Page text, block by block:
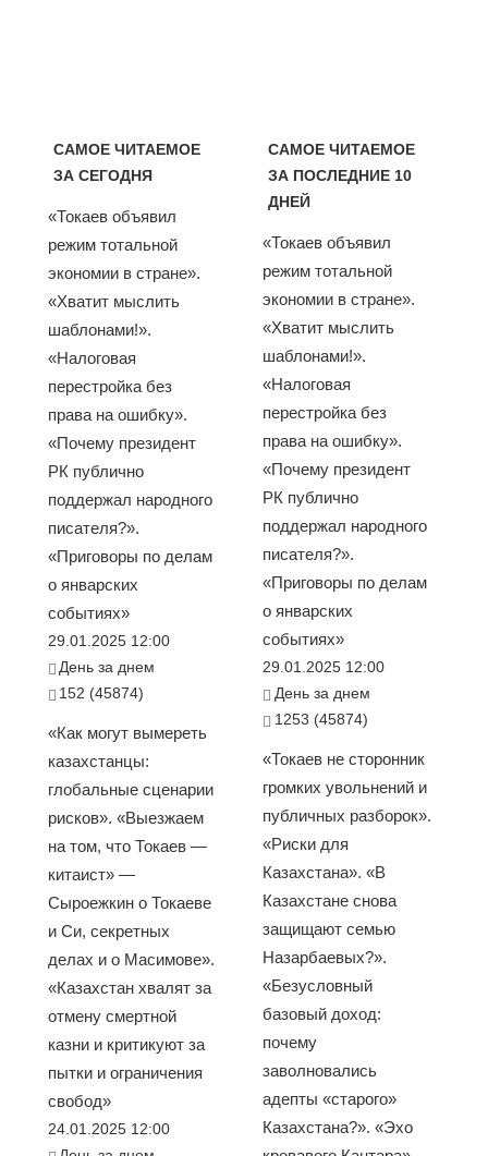
САМОЕ ЧИТАЕМОЕ
ЗА СЕГОДНЯ
«Токаев объявил
режим тотальной
экономии в стране».
«Хватит мыслить
шаблонами!».
«Налоговая
перестройка без
права на ошибку».
«Почему президент
РК публично
поддержал народного
писателя?».
«Приговоры по делам
о январских
событиях»
29.01.2025 12:00
День за днем
152 (45874)
«Как могут вымереть
казахстанцы:
глобальные сценарии
рисков». «Выезжаем
на том, что Токаев —
китаист» —
Сыроежкин о Токаеве
и Си, секретных
делах и о Масимове».
«Казахстан хвалят за
отмену смертной
казни и критикуют за
пытки и ограничения
свобод»
24.01.2025 12:00
САМОЕ ЧИТАЕМОЕ
ЗА ПОСЛЕДНИЕ 10
ДНЕЙ
«Токаев объявил
режим тотальной
экономии в стране».
«Хватит мыслить
шаблонами!».
«Налоговая
перестройка без
права на ошибку».
«Почему президент
РК публично
поддержал народного
писателя?».
«Приговоры по делам
о январских
событиях»
29.01.2025 12:00
День за днем
1253 (45874)
«Токаев не сторонник
громких увольнений и
публичных разборок».
«Риски для
Казахстана». «В
Казахстане снова
защищают семью
Назарбаевых?».
«Безусловный
базовый доход:
почему
заволновались
адепты «старого»
Казахстана?». «Эхо